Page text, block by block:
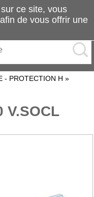
- PROTECTION H »
V.SOCL
ce site, vous
de vous offrir une